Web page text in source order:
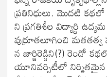
ప్రతినిధులు. మొదటి
ని ప్రగతిశీల విద్యార్థి
వుర్రూతలూగించి
న జార్జిరెడ్డిని(?) రెండో
యూనివర్సిటీలో